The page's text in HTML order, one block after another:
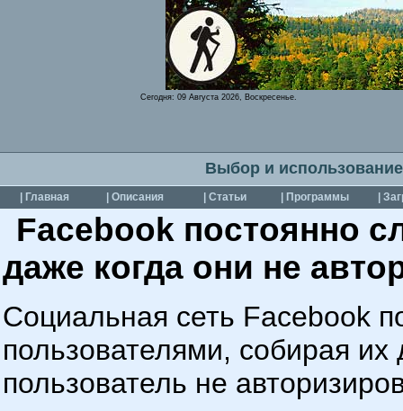
Сегодня: 09 Августа 2026, Воскресенье.
Выбор и
| Главная | Описания | Статьи | Программы |
Facebook постоянно
даже когда они не
Cоциальная сеть Facebook
пользователями, собирая
пользователь не